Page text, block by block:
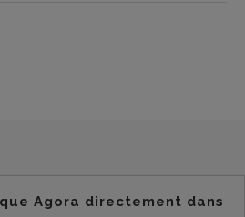
Agora directement dans